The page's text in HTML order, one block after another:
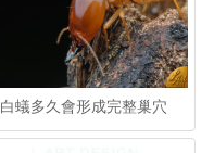
白蟻多久會形成完整巢穴